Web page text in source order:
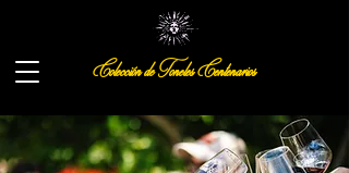
Colección de Toneles Centenarios